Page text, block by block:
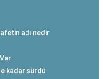
adı nedir
kadar sürdü